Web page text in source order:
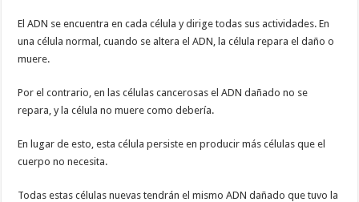
El ADN se encuentra en cada célula y dirige todas sus actividades. En
una célula normal, cuando se altera el ADN, la célula repara el daño o
muere.
Por el contrario, en las células cancerosas el ADN dañado no se
repara, y la célula no muere como debería.
En lugar de esto, esta célula persiste en producir más células que el
cuerpo no necesita.
Todas estas células nuevas tendrán el mismo ADN dañado que tuvo la